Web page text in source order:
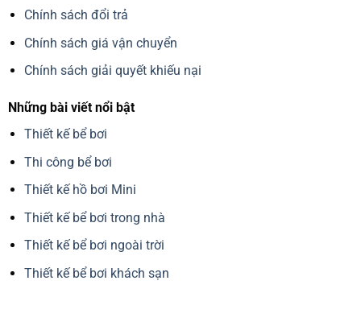
Chính sách đổi trả
Chính sách giá vận chuyển
Chính sách giải quyết khiếu nại
Những bài viết nổi bật
Thiết kế bể bơi
Thi công bể bơi
Thiết kế hồ bơi Mini
Thiết kế bể bơi trong nhà
Thiết kế bể bơi ngoài trời
Thiết kế bể bơi khách sạn